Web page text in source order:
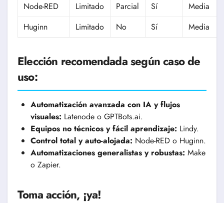
Node-RED
Limitado Parcial Sí
Media
Huginn
Limitado No Sí Media
Elección recomendada según caso de
uso:
Automatización avanzada con IA y flujos
visuales: Latenode o GPTBots.ai.
Equipos no técnicos y fácil aprendizaje: Lindy.
Control total y auto-alojada: Node-RED o Huginn.
Automatizaciones generalistas y robustas: Make
o Zapier.
Toma acción, ¡ya!